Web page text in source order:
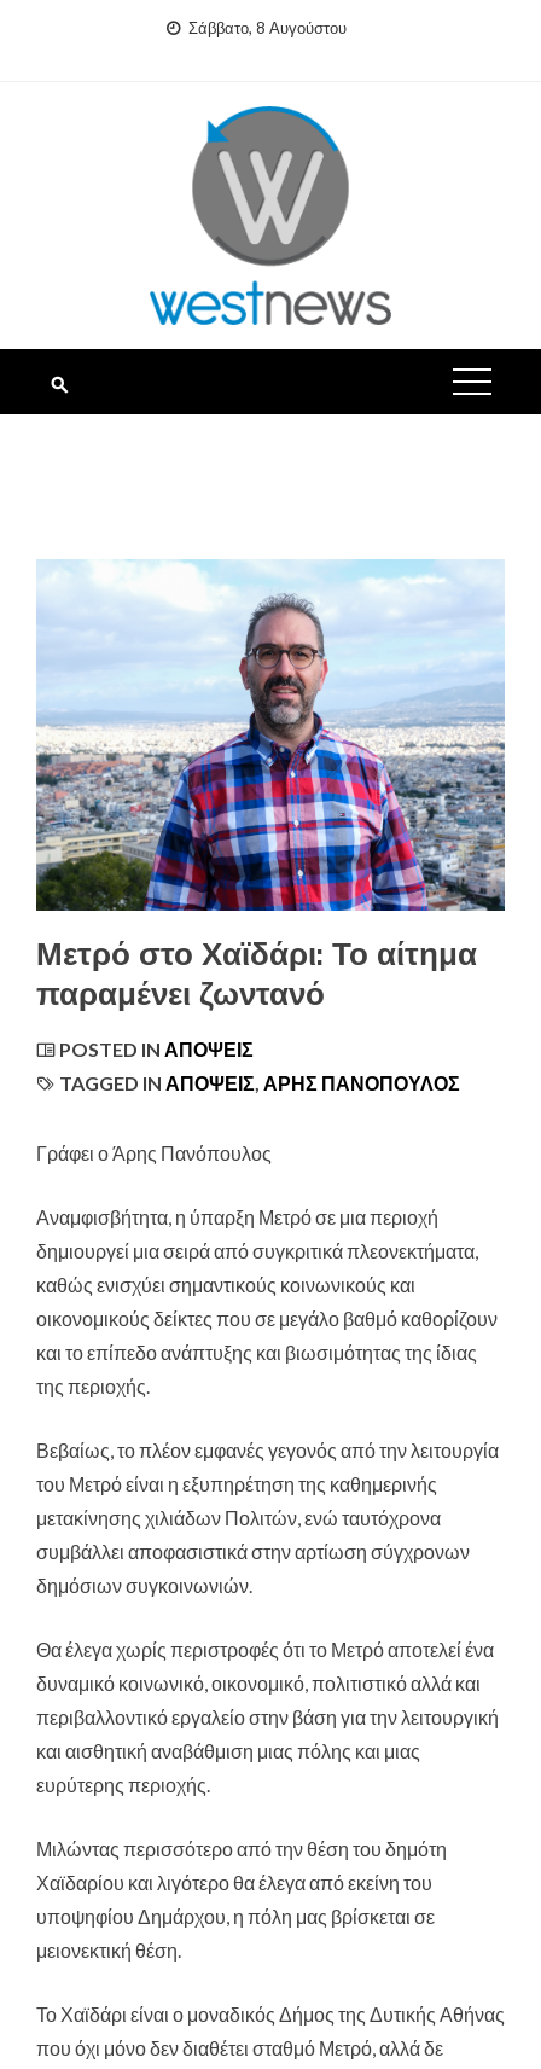
Σάββατο, 8 Αυγούστου
Μετρό στο Χαϊδάρι: Το αίτημα
παραμένει ζωντανό
POSTED IN ΑΠΌΨΕΙΣ
TAGGED IN ΑΠΟΨΕΙΣ, ΆΡΗΣ ΠΑΝΌΠΟΥΛΟΣ
Γράφει ο Άρης Πανόπουλος
Αναμφισβήτητα, η ύπαρξη Μετρό σε μια περιοχή
δημιουργεί μια σειρά από συγκριτικά πλεονεκτήματα,
καθώς ενισχύει σημαντικούς κοινωνικούς και
οικονομικούς δείκτες που σε μεγάλο βαθμό καθορίζουν
και το επίπεδο ανάπτυξης και βιωσιμότητας της ίδιας
της περιοχής.
Βεβαίως, το πλέον εμφανές γεγονός από την λειτουργία
του Μετρό είναι η εξυπηρέτηση της καθημερινής
μετακίνησης χιλιάδων Πολιτών, ενώ ταυτόχρονα
συμβάλλει αποφασιστικά στην αρτίωση σύγχρονων
δημόσιων συγκοινωνιών.
Θα έλεγα χωρίς περιστροφές ότι το Μετρό αποτελεί ένα
δυναμικό κοινωνικό, οικονομικό, πολιτιστικό αλλά και
περιβαλλοντικό εργαλείο στην βάση για την λειτουργική
και αισθητική αναβάθμιση μιας πόλης και μιας
ευρύτερης περιοχής.
Μιλώντας περισσότερο από την θέση του δημότη
Χαϊδαρίου και λιγότερο θα έλεγα από εκείνη του
υποψηφίου Δημάρχου, η πόλη μας βρίσκεται σε
μειονεκτική θέση.
Το Χαϊδάρι είναι ο μοναδικός Δήμος της Δυτικής Αθήνας
που όχι μόνο δεν διαθέτει σταθμό Μετρό, αλλά δε